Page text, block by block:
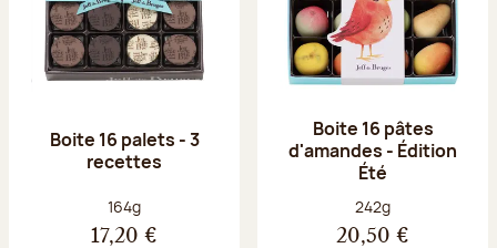
Boite 16 palets - 3
recettes
Poids net :
164g
17,20 €
Boite 16 pâtes
d'amandes - Édition
Été
Poids net :
242g
20,50 €